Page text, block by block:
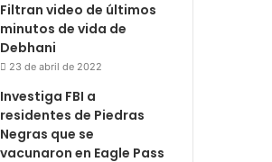
Filtran video de últimos
minutos de vida de
Debhani
23 de abril de 2022
Investiga FBI a
residentes de Piedras
Negras que se
vacunaron en Eagle Pass